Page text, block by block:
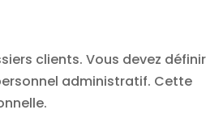
clients. Vous devez définir
administratif. Cette